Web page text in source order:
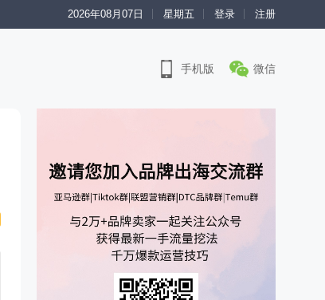
2026年08月07日 星期五 登录 注册
手机版 微信